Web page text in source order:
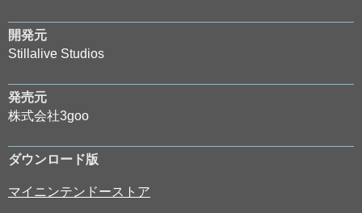
開発元
Stillalive Studios
発売元
株式会社3goo
ダウンロード版
マイニンテンドーストア